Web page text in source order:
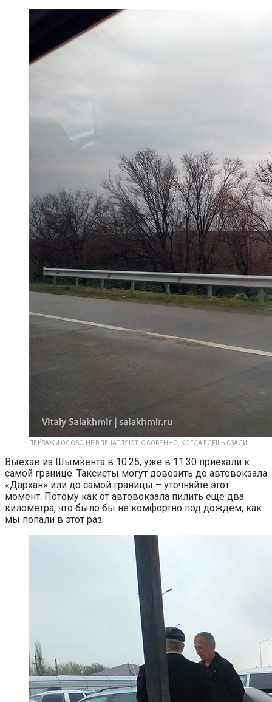
ПЕЙЗАЖИ ОСОБО НЕ ВПЕЧАТЛЯЮТ. ОСОБЕННО, КОГДА ЕДЕШЬ СЗАДИ.
Выехав из Шымкента в 10:25, уже в 11:30 приехали к
самой границе. Таксисты могут довозить до автовокзала
«Дархан» или до самой границы – уточняйте этот
момент. Потому как от автовокзала пилить еще два
километра, что было бы не комфортно под дождем, как
мы попали в этот раз.